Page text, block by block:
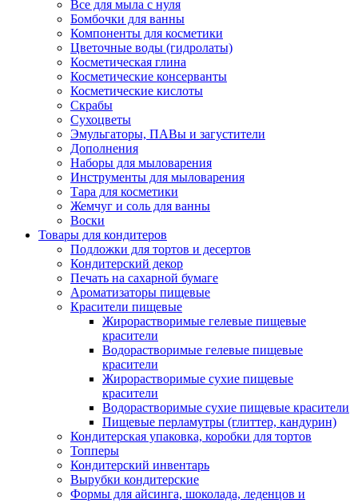
Все для мыла с нуля
Бомбочки для ванны
Компоненты для косметики
Цветочные воды (гидролаты)
Косметическая глина
Косметические консерванты
Косметические кислоты
Скрабы
Сухоцветы
Эмульгаторы, ПАВы и загустители
Дополнения
Наборы для мыловарения
Инструменты для мыловарения
Тара для косметики
Жемчуг и соль для ванны
Воски
Товары для кондитеров
Подложки для тортов и десертов
Кондитерский декор
Печать на сахарной бумаге
Ароматизаторы пищевые
Красители пищевые
Жирорастворимые гелевые пищевые
красители
Водорастворимые гелевые пищевые
красители
Жирорастворимые сухие пищевые
красители
Водорастворимые сухие пищевые красители
Пищевые перламутры (глиттер, кандурин)
Кондитерская упаковка, коробки для тортов
Топперы
Кондитерский инвентарь
Вырубки кондитерские
Формы для айсинга, шоколада, леденцов и